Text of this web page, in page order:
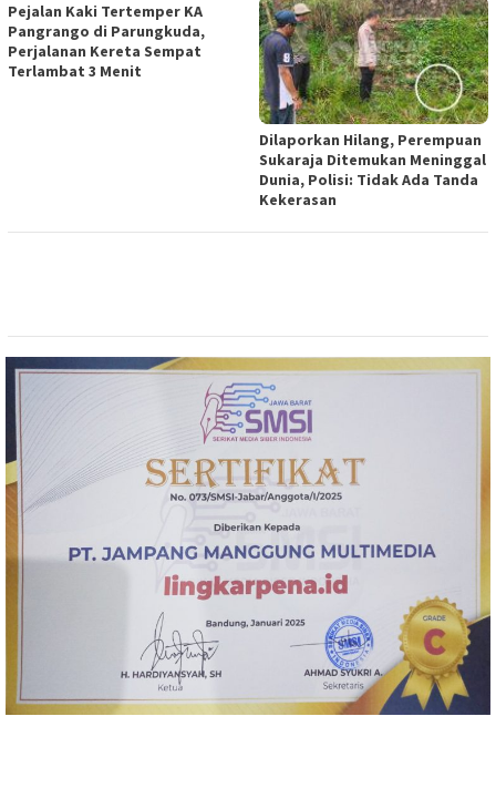
Pejalan Kaki Tertemper KA
Pangrango di Parungkuda,
Perjalanan Kereta Sempat
Terlambat 3 Menit
Dilaporkan Hilang, Perempuan
Sukaraja Ditemukan Meninggal
Dunia, Polisi: Tidak Ada Tanda
Kekerasan